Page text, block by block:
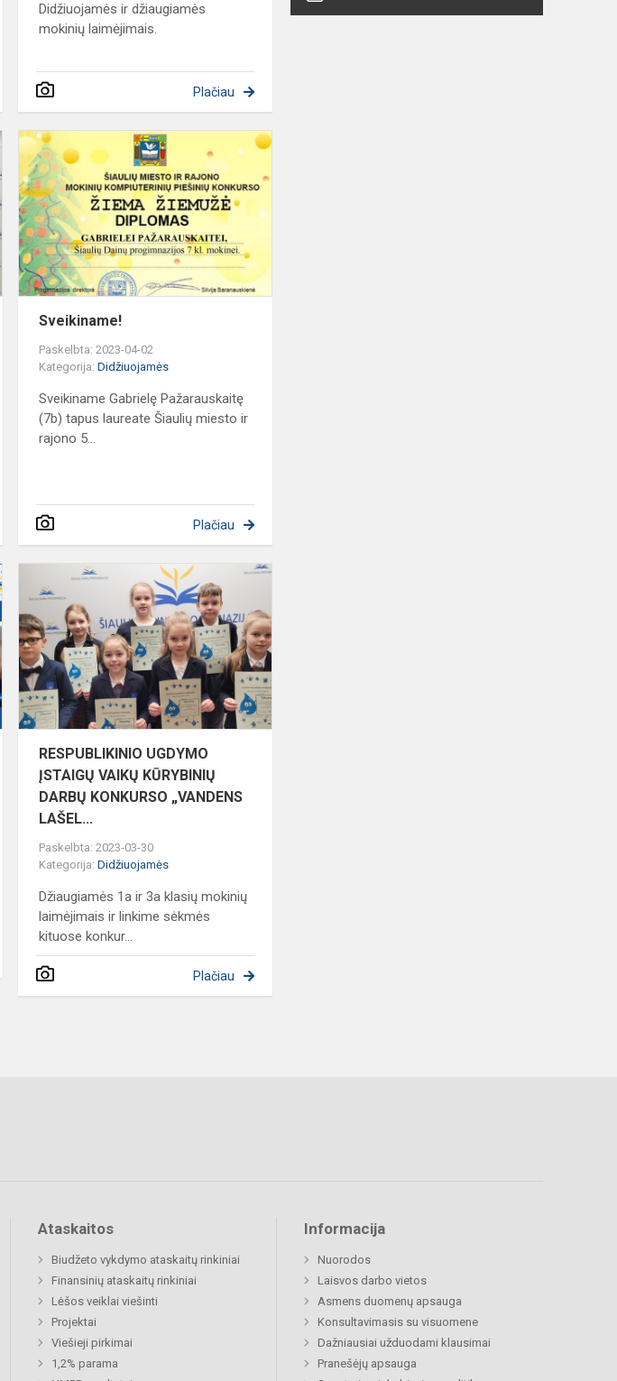
Didžiuojamės ir džiaugiamės
mokinių laimėjimais.
Plačiau
Šiaulių
miesto
5–
8
klasių
mokinių
STEAM
(gamtos
mokslų
Sveikiname!
Sveikiname!
Paskelbta: 2023-04-02
Kategorija:Didžiuojamės
Sveikiname Gabrielę Pažarauskaitę
(7b) tapus laureate Šiaulių miesto ir
rajono 5...
Plačiau
Sveikiname
ir
didžiuojamės!
RESPUBLIKINIO
ĮSTAIGŲ
VAIKŲ
KŪRYBINIŲ
DARBŲ
KONKURS...
RESPUBLIKINIO UGDYMO
ĮSTAIGŲ VAIKŲ KŪRYBINIŲ
DARBŲ KONKURSO „VANDENS
LAŠEL...
Paskelbta: 2023-03-30
Kategorija:Didžiuojamės
Džiaugiamės 1a ir 3a klasių mokinių
laimėjimais ir linkime sėkmės
kituose konkur...
Plačiau
Ataskaitos
Biudžeto vykdymo ataskaitų rinkiniai
Finansinių ataskaitų rinkiniai
Lėšos veiklai viešinti
Projektai
Viešieji pirkimai
1,2% parama
Informacija
Nuorodos
Laisvos darbo vietos
Asmens duomenų apsauga
Konsultavimasis su visuomene
Dažniausiai užduodami klausimai
Pranešėjų apsauga